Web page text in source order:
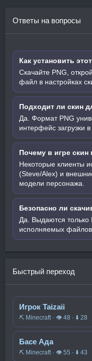
Ответы на вопросы
Как установить
Скачайте PNG,
файл в настройках
Подходит ли скин
Да. Формат PNG
интерфейс загрузки в
Почему в игре
Некоторые клиенты
(Steve/Alex) и
модели персонажа.
Безопасно ли
Да. Выдаются только
исполняемых файлов.
Быстрый переход
Игрок Taizaii
⛏️ Minecraft · 👁 48 · ⬇ 28
Басе Ада
⛏️ Minecraft · 👁 55 · ⬇ 43